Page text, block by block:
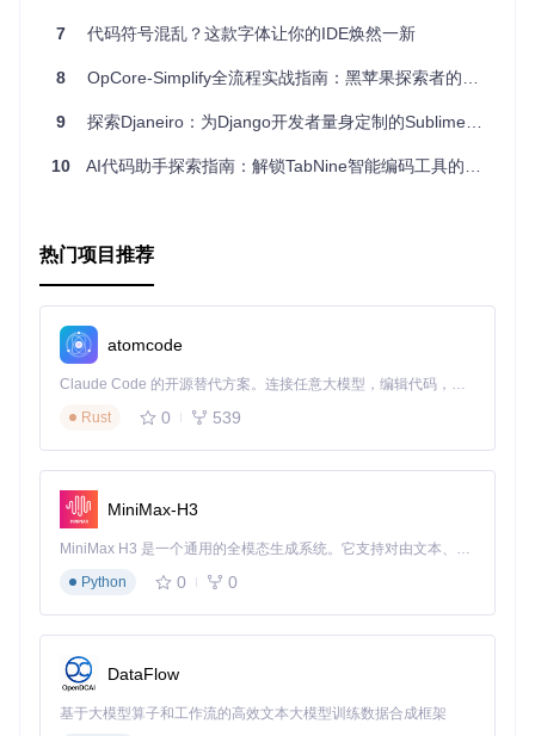
即时生效：更改模板后，Textastic会立即加载，无需重启应
互不影响：自定义模板不会覆盖内置版本，通过保留uuid
跨平台兼容：无论你是Mac用户还是利用了其他系统，都可
以通过uuidgen命令创建独一无二的模板ID。
开放源码
：该项目遵循MIT许可，鼓励社区参与，共同提升
Textastic Customization Files不仅是一个工具包，也是一个创
新平台，邀请所有Textastic用户共同构建更智能、高效的文本
处理环境。现在就加入我们，释放你的定制潜力，让你的Text
astic与众不同！
7 代码符号混乱？这款字体让你的IDE焕然一新
8 OpCore-Simplify全流程实战指南：黑苹果探索者的未知领域征服手册
9 探索Djaneiro：为Django开发者量身定制的Sublime Text插件
10 AI代码助手探索指南：解锁TabNine智能编码工具的全场景应用
热门项目推荐
atomcode
Claude Code 的开源替代方案。连接任意大模型，编辑代码，运行命令，自动验证 — 全自动执行。用 Rust 构建，极致性能。 ｜ An open-source alternative to Claude Code. Connect any LLM, edit code, run commands, and verify changes — autonomously. Built in Rust for speed. Get Started
Rust
0 539
MiniMax-H3
MiniMax H3 是一个通用的全模态生成系统。它支持对由文本、图像、视频和音频组成的多模态上下文进行统一理解，并能生成分辨率高达 2K、时长可达 15 秒的带原生立体声音频的视频。得益于面向任务泛化的系统设计，H3 在预训练阶段就已具备广泛的多模态上下文理解与生成能力，能够出色地执行复杂的多模态指令。
Python
0 0
DataFlow
基于大模型算子和工作流的高效文本大模型训练数据合成框架